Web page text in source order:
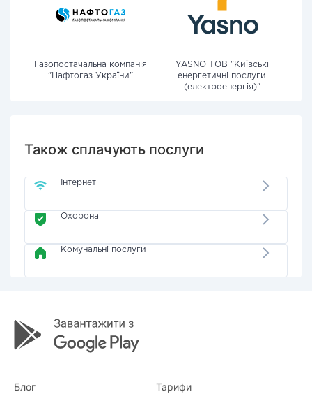
Газопостачальна компанія
"Нафтогаз України"
YASNO ТОВ "Київські
енергетичні послуги
(електроенергія)"
Також сплачують послуги
Інтернет
Охорона
Комунальні послуги
Блог Тарифи